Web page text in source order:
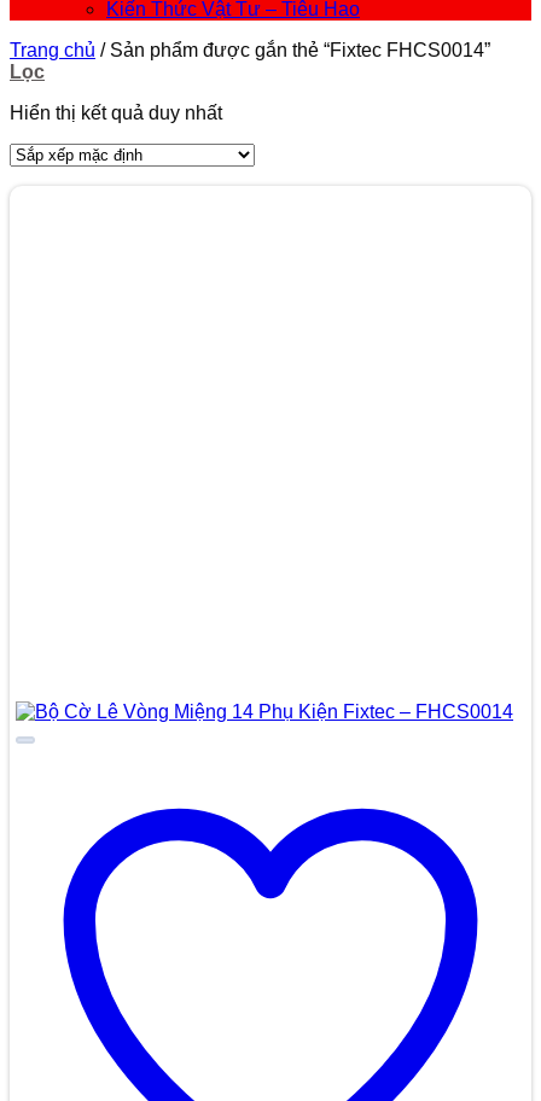
Kiến Thức Vật Tư – Tiêu Hao
Trang chủ /Sản phẩm được gắn thẻ “Fixtec FHCS0014”
Lọc
Hiển thị kết quả duy nhất